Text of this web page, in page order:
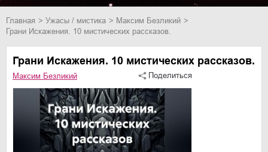
Главная ужасы / мистика
Максим Безликий
Грани Искажения. 10 мистических рассказов.
Грани Искажения. 10 мистических рассказов.
Максим Безликий Поделиться